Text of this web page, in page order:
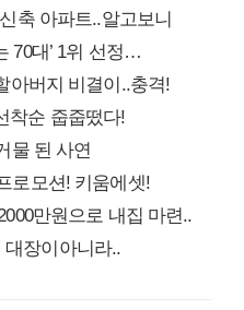
축 아파트..알고보니
70대’ 1위 선정…
아버지 비결이..충격!
착순 줍줍떴다!
물 된 사연
로모션! 키움에셋!
만원으로 내집 마련..
장이아니라..